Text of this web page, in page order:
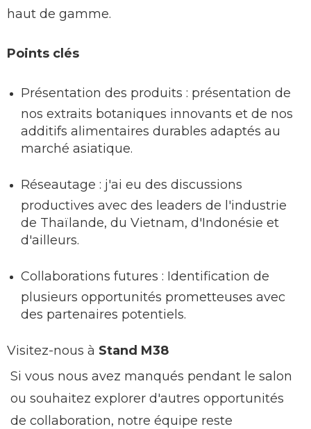
haut de gamme.
Points clés
Présentation des produits : présentation de
nos extraits botaniques innovants et de nos
additifs alimentaires durables adaptés au
marché asiatique.
Réseautage : j'ai eu des discussions
productives avec des leaders de l'industrie
de Thaïlande, du Vietnam, d'Indonésie et
d'ailleurs.
Collaborations futures : Identification de
plusieurs opportunités prometteuses avec
des partenaires potentiels.
Visitez-nous à Stand M38
Si vous nous avez manqués pendant le salon
ou souhaitez explorer d'autres opportunités
de collaboration, notre équipe reste